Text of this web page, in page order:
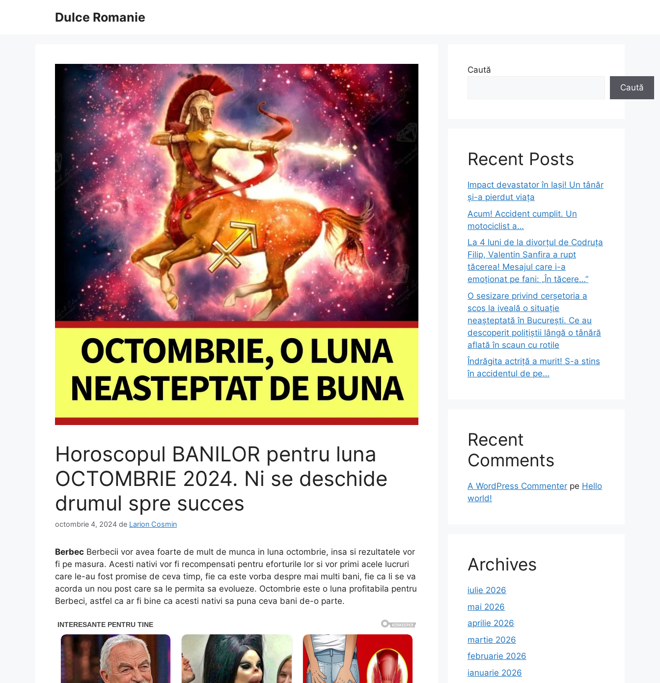
Dulce Romanie
Horoscopul BANILOR pentru luna
OCTOMBRIE 2024. Ni se deschide
drumul spre succes
octombrie 4, 2024 de Larion Cosmin
Berbec Berbecii vor avea foarte de mult de munca in luna octombrie, insa si rezultatele vor
fi pe masura. Acesti nativi vor fi recompensati pentru eforturile lor si vor primi acele lucruri
care le-au fost promise de ceva timp, fie ca este vorba despre mai multi bani, fie ca li se va
acorda un nou post care sa le permita sa evolueze. Octombrie este o luna profitabila pentru
Berbeci, astfel ca ar fi bine ca acesti nativi sa puna ceva bani de-o parte.
Caută
Caută
Recent Posts
Impact devastator în Iași! Un tânăr
și-a pierdut viața
Acum! Accident cumplit. Un
motociclist a…
La 4 luni de la divorțul de Codruța
Filip, Valentin Sanfira a rupt
tăcerea! Mesajul care i-a
emoționat pe fani: „În tăcere…”
O sesizare privind cerșetoria a
scos la iveală o situație
neașteptată în București. Ce au
descoperit polițiștii lângă o tânără
aflată în scaun cu rotile
Îndrăgita actriță a murit! S-a stins
în accidentul de pe…
Recent
Comments
A WordPress Commenter pe Hello
world!
Archives
iulie 2026
mai 2026
aprilie 2026
martie 2026
februarie 2026
ianuarie 2026